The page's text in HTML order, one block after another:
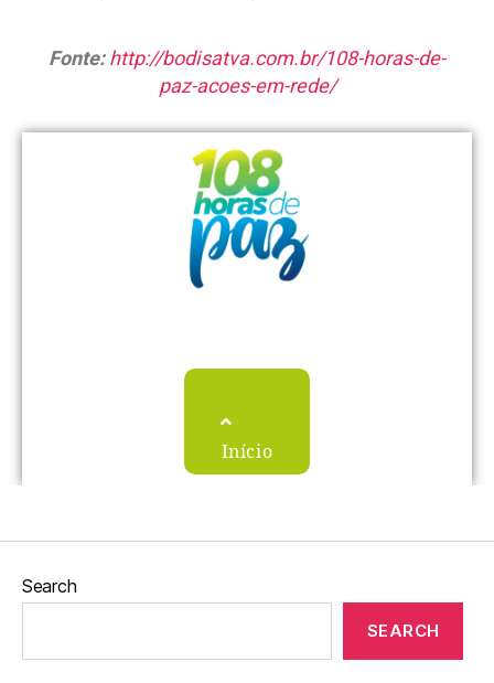
Fonte:http://bodisatva.com.br/108-horas-de-
paz-acoes-em-rede/
Início
Search
SEARCH